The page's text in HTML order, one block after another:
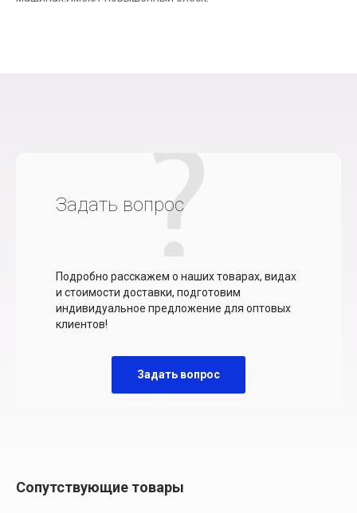
Задать вопрос
Подробно расскажем о наших товарах, видах
и стоимости доставки, подготовим
индивидуальное предложение для оптовых
клиентов!
Задать вопрос
Сопутствующие товары